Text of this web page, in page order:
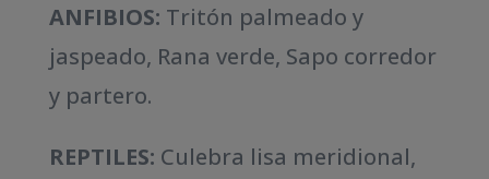
ANFIBIOS: Tritón palmeado y
jaspeado, Rana verde, Sapo corredor
y partero.
REPTILES: Culebra lisa meridional,